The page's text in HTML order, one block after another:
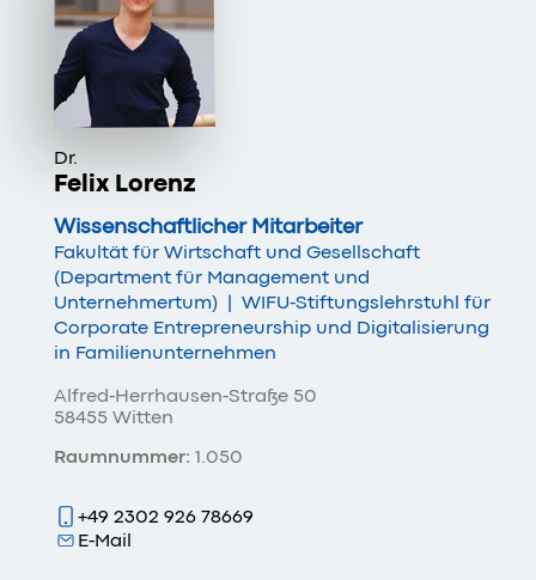
Dr.
Felix Lorenz
Wissenschaftlicher Mitarbeiter
Fakultät für Wirtschaft und Gesellschaft
(Department für Management und
Unternehmertum) | WIFU-Stiftungslehrstuhl für
Corporate Entrepreneurship und Digitalisierung
in Familienunternehmen
+49 2302 926 78669
E-Mail
Alfred-Herrhausen-Straße 50
58455 Witten
Raumnummer: 1.050